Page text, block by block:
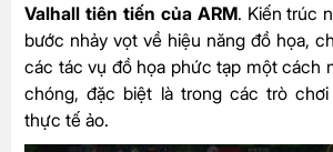
Valhall tiên tiến của ARM. Kiến trúc
bước nhảy vọt về hiệu năng đồ họa,
các tác vụ đồ họa phức tạp một cách
chóng, đặc biệt là trong các trò
thực tế ảo.